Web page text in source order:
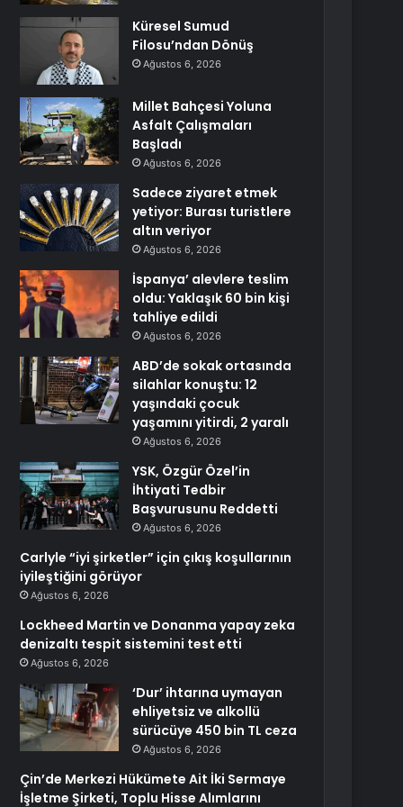
Küresel Sumud
Filosu’ndan Dönüş
Ağustos 6, 2026
Millet Bahçesi Yoluna
Asfalt Çalışmaları
Başladı
Ağustos 6, 2026
Sadece ziyaret etmek
yetiyor: Burası turistlere
altın veriyor
Ağustos 6, 2026
İspanya’ alevlere teslim
oldu: Yaklaşık 60 bin kişi
tahliye edildi
Ağustos 6, 2026
ABD’de sokak ortasında
silahlar konuştu: 12
yaşındaki çocuk
yaşamını yitirdi, 2 yaralı
Ağustos 6, 2026
YSK, Özgür Özel’in
İhtiyati Tedbir
Başvurusunu Reddetti
Ağustos 6, 2026
Carlyle “iyi şirketler” için çıkış koşullarının
iyileştiğini görüyor
Ağustos 6, 2026
Lockheed Martin ve Donanma yapay zeka
denizaltı tespit sistemini test etti
Ağustos 6, 2026
‘Dur’ ihtarına uymayan
ehliyetsiz ve alkollü
sürücüye 450 bin TL ceza
Ağustos 6, 2026
Çin’de Merkezi Hükümete Ait İki Sermaye
İşletme Şirketi, Toplu Hisse Alımlarını